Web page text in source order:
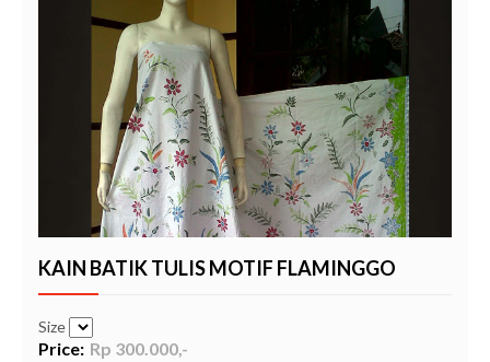
KAIN BATIK TULIS MOTIF FLAMINGGO
Size
Price: Rp 300.000,-